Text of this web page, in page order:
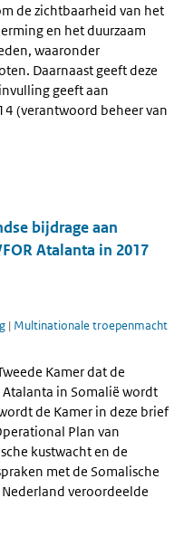
de zichtbaarheid van het
en het duurzaam
waaronder
Daarnaast geeft deze
geeft aan
(verantwoord beheer van
bijdrage aan
Atalanta in 2017
| Multinationale troepenmacht
Kamer dat de
in Somalië wordt
de Kamer in deze brief
Plan van
kustwacht en de
met de Somalische
veroordeelde